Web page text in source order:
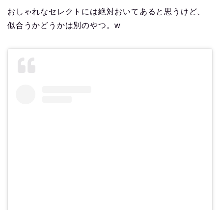
おしゃれなセレクトには絶対おいてあると思うけど、
似合うかどうかは別のやつ。w